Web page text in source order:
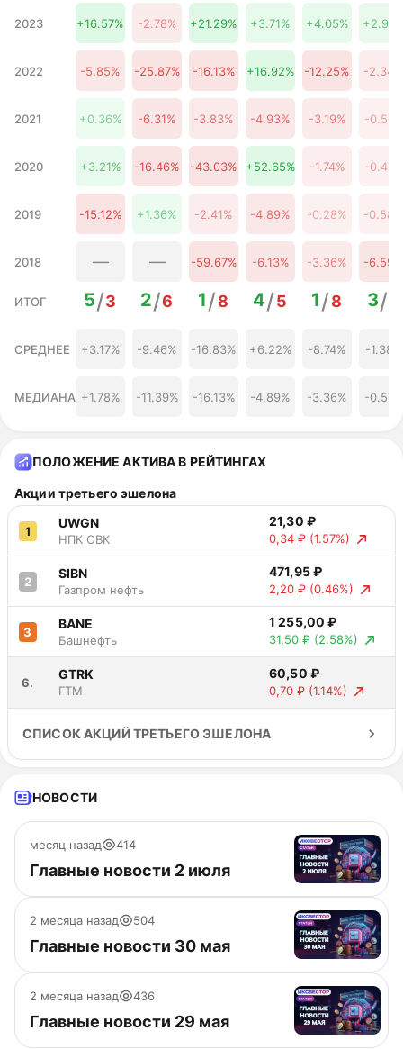
26 августа
2026
62,55 ₽
3.39%
27 августа
61,38 ₽
1.45%
28 августа
2026
59,31 ₽
-1.98%
59,55 ₽
-1.57%
31 августа
59,46 ₽
-1.73%
01 сентября
59,56 ₽
-1.56%
2026
58,66 ₽
-3.05%
04 сентября
56,86 ₽
05 сентября
2026
56,97 ₽ -5.83%
2023 +16.57% -2.78% +21.29% +3.71% +4.05%
2022 -5.85% -25.87% -16.13% +16.92% -12.25% -2.34%
2021 +0.36% -6.31% -3.83% -4.93% -3.19% -0.57%
2020 +3.21% -16.46% -43.03% +52.65% -1.74% -0.47%
2019 -15.12% +1.36% -2.41% -4.89% -0.28% -0.58%
2018 — — -59.67% -6.13% -3.36% -6.59%
ИТОГ 5/3 2/6 1/8 4/5 1/8 3/
СРЕДНЕЕ +3.17% -9.46% -16.83% +6.22% -8.74% -1.38%
МЕДИАНА +1.78% -11.39% -16.13% -4.89% -3.36% -0.57%
ПОЛОЖЕНИЕ АКТИВА В РЕЙТИНГАХ
Акции третьего эшелона
1
UWGN
НПК ОВК
21,30 ₽
0,34 ₽ (1.57%)
2
SIBN
Газпром нефть
471,95 ₽
2,20 ₽ (0.46%)
3
BANE
Башнефть
1 255,00 ₽
31,50 ₽ (2.58%)
6.
GTRK
ГТМ
60,50 ₽
0,70 ₽ (1.14%)
СПИСОК АКЦИЙ ТРЕТЬЕГО ЭШЕЛОНА
НОВОСТИ
месяц назад 414
Главные новости 2 июля
2 месяца назад 504
Главные новости 30 мая
2 месяца назад 436
Главные новости 29 мая